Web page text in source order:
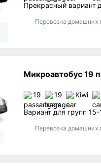
Прекрасный вариант
Перевозка домашних
Микроавтобус 19
19 19 Kiwi
Вариант для групп
Перевозка домашних